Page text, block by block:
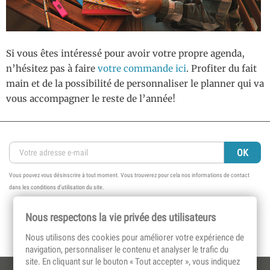
Si vous êtes intéressé pour avoir votre propre agenda,
n’hésitez pas à faire votre commande ici. Profiter du fait
main et de la possibilité de personnaliser le planner qui va
vous accompagner le reste de l’année!
Vous pouvez vous désinscrire à tout moment. Vous trouverez pour cela nos informations de contact
dans les conditions d'utilisation du site.
Nous respectons la vie privée des utilisateurs
Nous utilisons des cookies pour améliorer votre expérience de
navigation, personnaliser le contenu et analyser le trafic du
site. En cliquant sur le bouton « Tout accepter », vous indiquez